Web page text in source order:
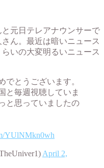
元日テレアナウンサーで
ん。最近は暗いニュース
いの大変明るいニュース
でとうございます。
と毎週視聴していま
と思っていましたの
YUlNMkn0wh
April 2,